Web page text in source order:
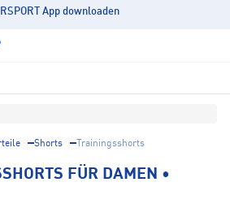
App downloaden
Shorts Trainingsshorts
FÜR DAMEN •